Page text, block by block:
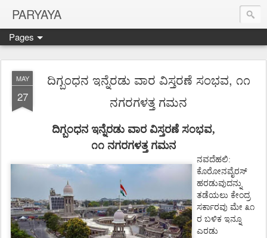
PARYAYA
Pages
MAY
27
ದಿಗ್ಬಂಧನ ಇನ್ನೆರಡು ವಾರ ವಿಸ್ತರಣೆ ಸಂಭವ, ೧೧
ನಗರಗಳತ್ತ ಗಮನ
ದಿಗ್ಬಂಧನ ಇನ್ನೆರಡು ವಾರ ವಿಸ್ತರಣೆ ಸಂಭವ,
೧೧ ನಗರಗಳತ್ತ ಗಮನ
ನವದೆಹಲಿ:
ಕೊರೋನವೈರಸ್
ಹರಡುವುದನ್ನು
ತಡೆಯಲು ಕೇಂದ್ರ
ಸರ್ಕಾರವು ಮೇ ೩೧
ರ ಬಳಿಕ ಇನ್ನೂ
ಎರಡು